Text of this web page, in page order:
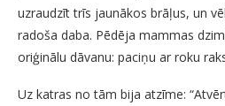
uzraudzīt trīs jaunākos brāļus, un
radoša daba. Pēdēja mammas
oriģinālu dāvanu: paciņu ar roku
Uz katras no tām bija atzīme: